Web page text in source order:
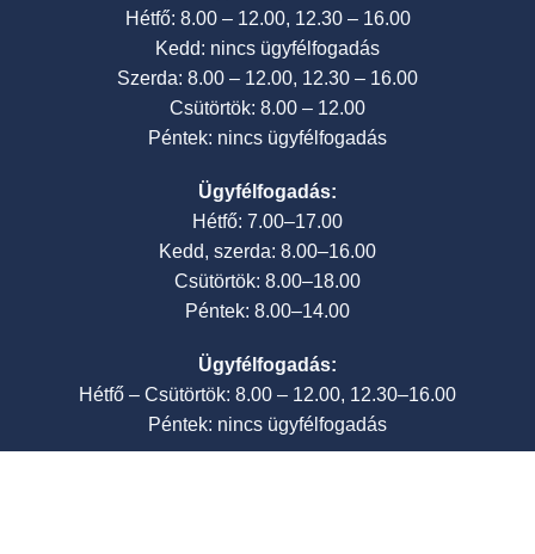
Hétfő: 8.00 – 12.00, 12.30 – 16.00
Kedd: nincs ügyfélfogadás
Szerda: 8.00 – 12.00, 12.30 – 16.00
Csütörtök: 8.00 – 12.00
Péntek: nincs ügyfélfogadás
Ügyfélfogadás:
Hétfő: 7.00–17.00
Kedd, szerda: 8.00–16.00
Csütörtök: 8.00–18.00
Péntek: 8.00–14.00
Ügyfélfogadás:
Hétfő – Csütörtök: 8.00 – 12.00, 12.30–16.00
Péntek: nincs ügyfélfogadás